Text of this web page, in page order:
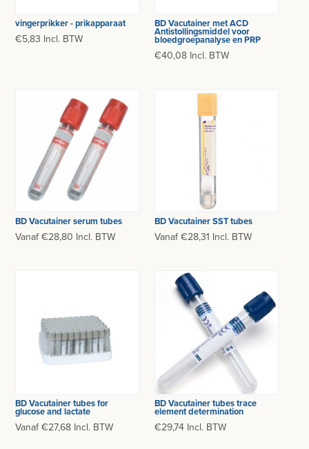
MEUBILAIR - INSTALLATIEMATERIAAL
FILTER OP MERK
PRODUCT NIET GEVONDEN?
vingerprikker - prikapparaat
€5,83 Incl. BTW
BD Vacutainer met ACD
Antistollingsmiddel voor
bloedgroepanalyse en PRP
€40,08 Incl. BTW
BD Vacutainer serum tubes
Vanaf €28,80 Incl. BTW
BD Vacutainer SST tubes
Vanaf €28,31 Incl. BTW
BD Vacutainer tubes for
glucose and lactate
Vanaf €27,68 Incl. BTW
BD Vacutainer tubes trace
element determination
€29,74 Incl. BTW